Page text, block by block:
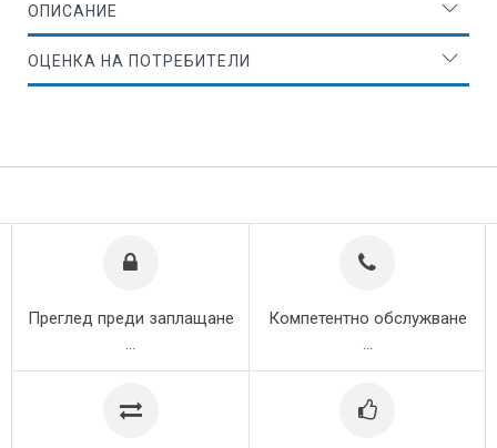
ОПИСАНИЕ
ОЦЕНКА НА ПОТРЕБИТЕЛИ
Преглед преди заплащане Компетентно обслужване